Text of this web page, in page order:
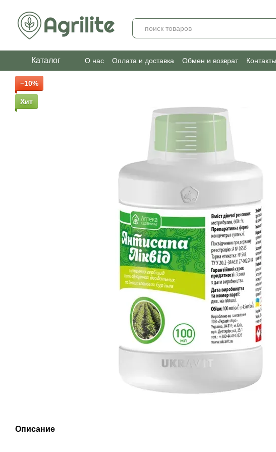
Каталог О нас Оплата и доставка Обмен и возврат Контакты
−10%
Хит
Описание